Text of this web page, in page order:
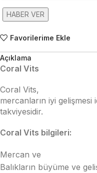
HABER VER
Favorilerime Ekle
Açıklama
Coral Vits
Coral Vits,
mercanların iyi
takviyesidir.
Coral Vits bilgileri:
Mercan ve
Balıkların büyüme ve